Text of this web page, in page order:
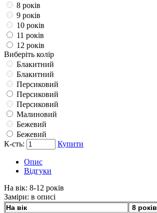
8 років
9 років
10 років
11 років
12 років
Виберіть колір
Блакитний
Блакитний
Персиковий
Персиковий
Персиковий
Малиновий
Бежевий
Бежевий
К-сть:
Купити
Опис
Відгуки
На вік: 8-12 років
Заміри: в описі
На вік 8 років